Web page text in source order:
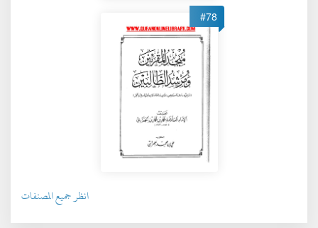
#78
انظر جميع المصنفات